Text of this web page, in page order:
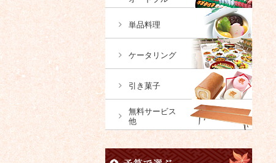
単品料理
ケータリング
引き菓子
無料サービス
他